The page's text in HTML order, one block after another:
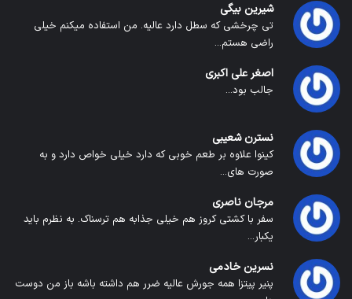
شیرین بیگی
تی چرخشی که سطل دارد عالیه. من استفاده میکنم خیلی
راضی هستم...
اصغر علی اکبری
جالب بود...
نسترن شعیبی
کینوا علاوه بر طعم خوبی که دارد خیلی خواص دارد و به
صورت های...
مرجان ناصری
سفر با کشتی کروز هم خیلی جذابه هم ترسناک. به نظرم باید
یکبار...
نسرین خادمی
پنیر پیتزا همه جورش عالیه ضرر هم داشته باشه باز من دوست